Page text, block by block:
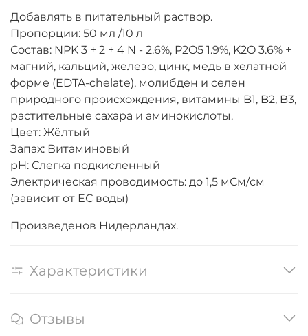
Добавлять в питательный раствор.
Пропорции: 50 мл /10 л
Состав: NPK 3 + 2 + 4 N - 2.6%, P2O5 1.9%, K2O 3.6% +
магний, кальций, железо, цинк, медь в хелатной
форме (EDTA-chelate), молибден и селен
природного происхождения, витамины B1, B2, B3,
растительные сахара и аминокислоты.
Цвет: Жёлтый
Запах: Витаминовый
pH: Cлегка подкисленный
Электрическая проводимость: до 1,5 мСм/см
(зависит от ЕС воды)
Произведенов Нидерландах.
Характеристики
Отзывы